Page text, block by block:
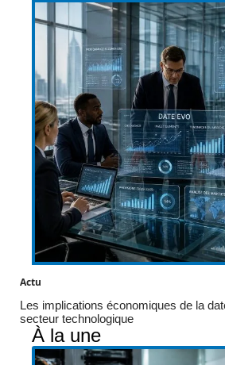
Actu
Les implications économiques de la
secteur technologique
À la une